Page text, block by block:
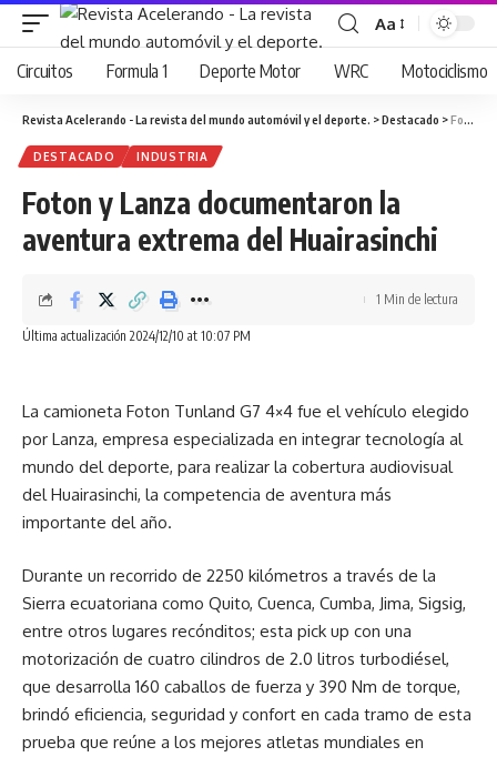
Cambiar
tamaño
fuente
Aa
Circuitos Formula 1 Deporte Motor WRC Motociclismo
Revista Acelerando - La revista del mundo automóvil y el deporte. >Destacado >Foton y Lanza documentaron la aventura extrema del Huairasinchi
DESTACADO INDUSTRIA
Foton y Lanza documentaron la
aventura extrema del Huairasinchi
Última actualización 2024/12/10 at 10:07 PM
1 Min de lectura
La camioneta Foton Tunland G7 4×4 fue el vehículo elegido
por Lanza, empresa especializada en integrar tecnología al
mundo del deporte, para realizar la cobertura audiovisual
del Huairasinchi, la competencia de aventura más
importante del año.
Durante un recorrido de 2250 kilómetros a través de la
Sierra ecuatoriana como Quito, Cuenca, Cumba, Jima, Sigsig,
entre otros lugares recónditos; esta pick up con una
motorización de cuatro cilindros de 2.0 litros turbodiésel,
que desarrolla 160 caballos de fuerza y 390 Nm de torque,
brindó eficiencia, seguridad y confort en cada tramo de esta
prueba que reúne a los mejores atletas mundiales en